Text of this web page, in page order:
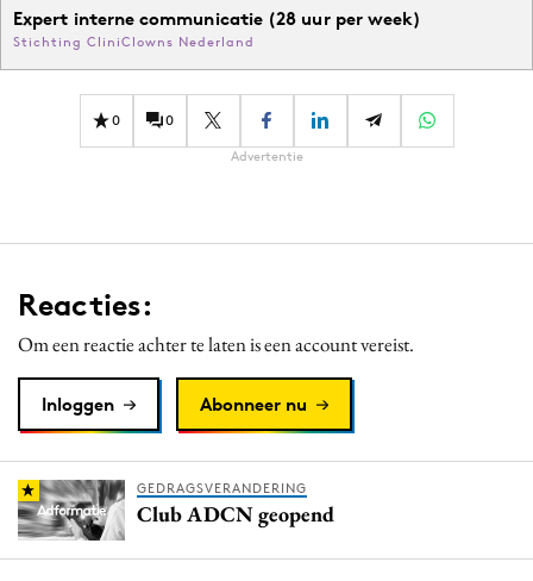
Expert interne communicatie (28 uur per week)
Stichting CliniClowns Nederland
0 0
Advertentie
Reacties:
Om een reactie achter te laten is een account vereist.
Inloggen Abonneer nu
GEDRAGSVERANDERING
Club ADCN geopend